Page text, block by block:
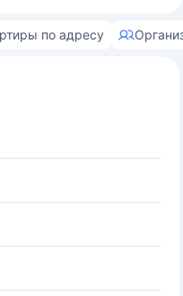
по адресу